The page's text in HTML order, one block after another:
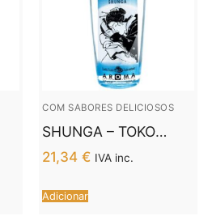
COM SABORES DELICIOSOS
SHUNGA – TOKO
AROMA
LUBRIFICANTE
FRUTAS EXÓTICAS.
21,34 € IVA inc.
Adicionar